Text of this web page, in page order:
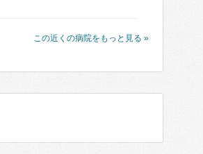
この近くの病院をもっと見る »